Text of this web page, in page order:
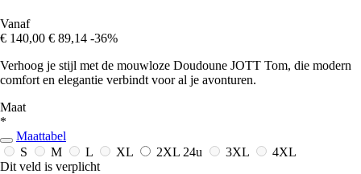
Vanaf
€ 140,00 € 89,14 -36%
Verhoog je stijl met de mouwloze Doudoune JOTT Tom, die modern
comfort en elegantie verbindt voor al je avonturen.
Maat
*
Maattabel
S
M L XL 2XL 24u 3XL
4XL
Dit veld is verplicht